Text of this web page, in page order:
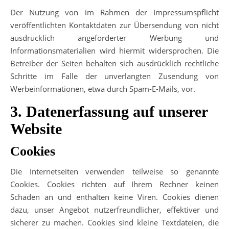
Der Nutzung von im Rahmen der Impressumspflicht
veröffentlichten Kontaktdaten zur Übersendung von nicht
ausdrücklich angeforderter Werbung und
Informationsmaterialien wird hiermit widersprochen. Die
Betreiber der Seiten behalten sich ausdrücklich rechtliche
Schritte im Falle der unverlangten Zusendung von
Werbeinformationen, etwa durch Spam-E-Mails, vor.
3. Datenerfassung auf unserer
Website
Cookies
Die Internetseiten verwenden teilweise so genannte
Cookies. Cookies richten auf Ihrem Rechner keinen
Schaden an und enthalten keine Viren. Cookies dienen
dazu, unser Angebot nutzerfreundlicher, effektiver und
sicherer zu machen. Cookies sind kleine Textdateien, die